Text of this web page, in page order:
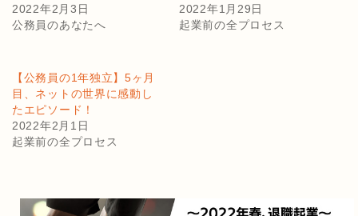
2022年2月3日
公務員のあなたへ
2022年1月29日
起業前の全プロセス
【公務員の1年独立】5ヶ月
目、ネットの世界に感動し
たエピソード！
2022年2月1日
起業前の全プロセス